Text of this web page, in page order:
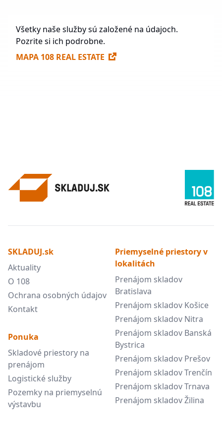
Všetky naše služby sú založené na údajoch.
Pozrite si ich podrobne.
MAPA 108 REAL ESTATE
SKLADUJ.sk
Aktuality
O 108
Ochrana osobných údajov
Kontakt
Ponuka
Skladové priestory na
prenájom
Logistické služby
Pozemky na priemyselnú
výstavbu
Priemyselné priestory v
lokalitách
Prenájom skladov
Bratislava
Prenájom skladov Košice
Prenájom skladov Nitra
Prenájom skladov Banská
Bystrica
Prenájom skladov Prešov
Prenájom skladov Trenčín
Prenájom skladov Trnava
Prenájom skladov Žilina